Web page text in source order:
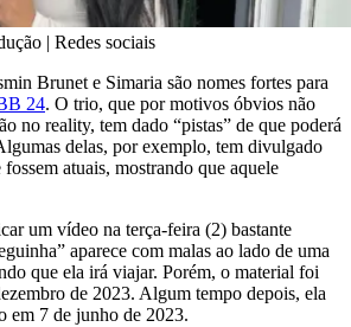
| Redes sociais
Brunet e Simaria são nomes fortes para
24. O trio, que por motivos óbvios não
no reality, tem dado “pistas” de que poderá
delas, por exemplo, tem divulgado
atuais, mostrando que aquele
um vídeo na terça-feira (2) bastante
aparece com malas ao lado de uma
que ela irá viajar. Porém, o material foi
de 2023. Algum tempo depois, ela
em 7 de junho de 2023.